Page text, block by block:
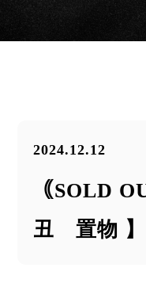
2024.12.12
｟SOLD
丑 置物 】